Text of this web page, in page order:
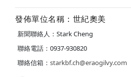
發佈單位名稱：世紀奧美
新聞聯絡人：Stark Cheng
聯絡電話：0937-930820
聯絡信箱： starkbf.ch@eraogilvy.com